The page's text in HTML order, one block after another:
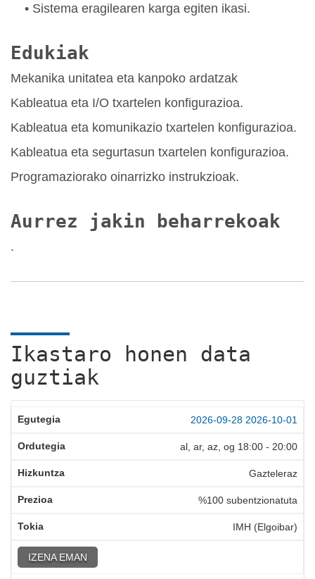
• Sistema eragilearen karga egiten ikasi.
Edukiak
Mekanika unitatea eta kanpoko ardatzak
Kableatua eta I/O txartelen konfigurazioa.
Kableatua eta komunikazio txartelen konfigurazioa.
Kableatua eta segurtasun txartelen konfigurazioa.
Programaziorako oinarrizko instrukzioak.
Aurrez jakin beharrekoak
.
Ikastaro honen data
guztiak
2026-09-28 2026-10-01
al, ar, az, og 18:00 - 20:00
Gazteleraz
%100 subentzionatuta
IMH (Elgoibar)
IZENA EMAN